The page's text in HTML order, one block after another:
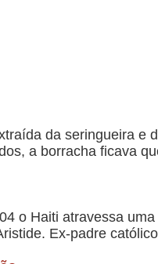
da seringueira e
a borracha ficava
o Haiti atravessa
Ex-padre